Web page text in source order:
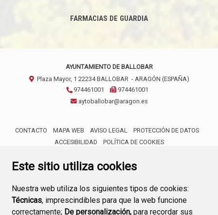
Este sitio utiliza cookies
Nuestra web utiliza los siguientes tipos de cookies:
Técnicas, imprescindibles para que la web funcione
correctamente; De personalización, para recordar sus
FARMACIAS DE GUARDIA
AYUNTAMIENTO DE BALLOBAR
Plaza Mayor, 1 22234 BALLOBAR - ARAGÓN (ESPAÑA)
974461001
974461001
aytoballobar@aragon.es
CONTACTO MAPA WEB AVISO LEGAL
PROTECCIÓN DE DATOS
ACCESIBILIDAD
POLÍTICA DE COOKIES